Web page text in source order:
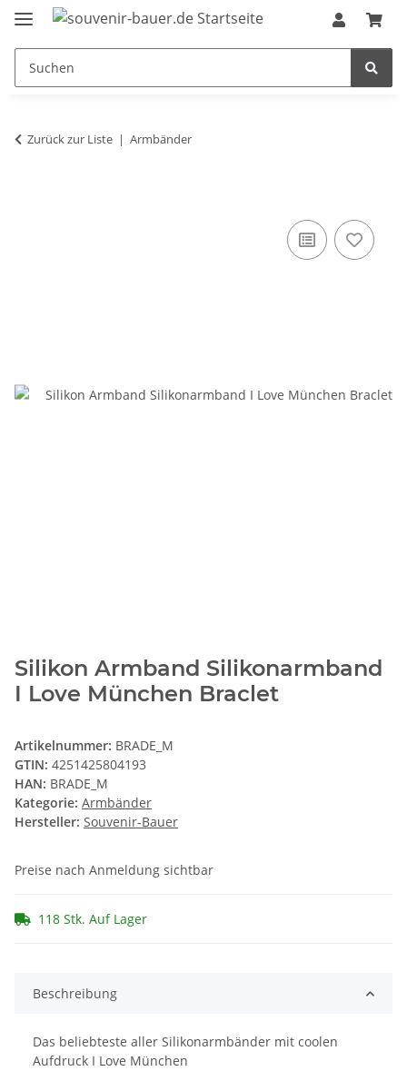
Zurück zur Liste Armbänder
Silikon Armband Silikonarmband
I Love München Braclet
Artikelnummer: BRADE_M
GTIN: 4251425804193
HAN: BRADE_M
Kategorie: Armbänder
Hersteller: Souvenir-Bauer
Preise nach Anmeldung sichtbar
118 Stk. Auf Lager
Beschreibung
Das beliebteste aller Silikonarmbänder mit coolen
Aufdruck I Love München